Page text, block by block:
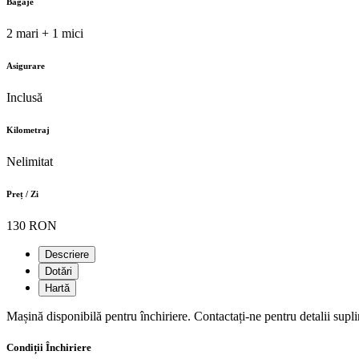
2 mari + 1 mici
Asigurare
Inclusă
Kilometraj
Nelimitat
Preț / Zi
130 RON
Descriere
Dotări
Hartă
Mașină disponibilă pentru închiriere. Contactați-ne pentru detalii
Condiții Închiriere